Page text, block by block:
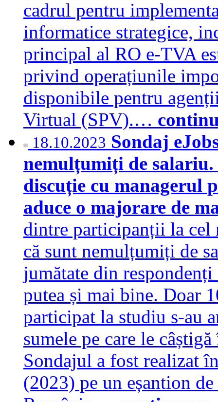
cadrul pentru
informatice strategice,
principal al RO e-TVA
privind operațiunile
disponibile pentru
Virtual (SPV).…
18.10.2023 Sondaj
nemulțumiți de
discuție cu managerul
aduce o majorare de
dintre participanții la cel
că sunt nemulțumiți de
jumătate din respondenți
putea și mai bine. Doar
participat la studiu s-au
sumele pe care le
Sondajul a fost realizat
(2023) pe un eșantion